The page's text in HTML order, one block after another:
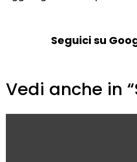
Seguici su
Vedi anche in